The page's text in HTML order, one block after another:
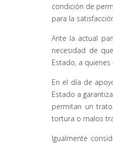
condición de
para la
Ante la actual
necesidad de
Estado, a
En el día de
Estado a
permitan un
tortura o malos
Igualmente